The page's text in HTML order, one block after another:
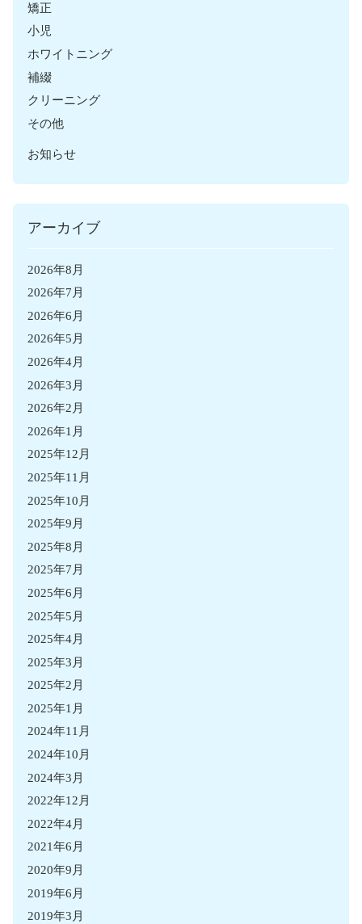
矯正
小児
ホワイトニング
補綴
クリーニング
その他
お知らせ
アーカイブ
2026年8月
2026年7月
2026年6月
2026年5月
2026年4月
2026年3月
2026年2月
2026年1月
2025年12月
2025年11月
2025年10月
2025年9月
2025年8月
2025年7月
2025年6月
2025年5月
2025年4月
2025年3月
2025年2月
2025年1月
2024年11月
2024年10月
2024年3月
2022年12月
2022年4月
2021年6月
2020年9月
2019年6月
2019年3月